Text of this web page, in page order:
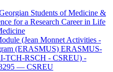
Students of Medicine &
for a Research Career in Life
(Jean Monnet Activities -
(ERASMUS) ERASMUS-
TCH-RSCH - CSREU) -
— CSREU